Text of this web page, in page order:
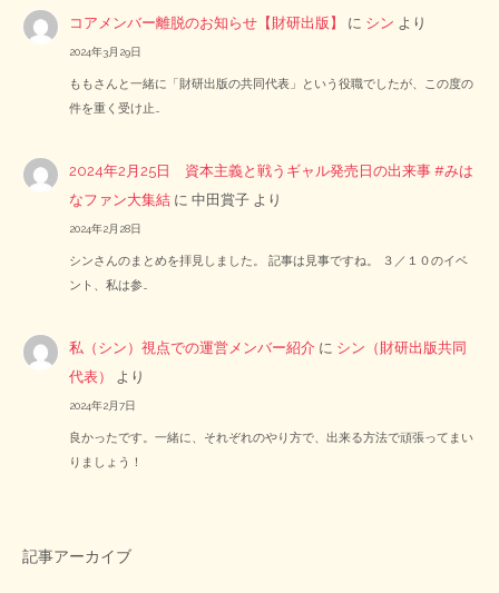
コアメンバー離脱のお知らせ【財研出版】 に シン より
2024年3月29日
ももさんと一緒に「財研出版の共同代表」という役職でしたが、この度の
件を重く受け止…
2024年2月25日 資本主義と戦うギャル発売日の出来事 #みは
なファン大集結 に中田賞子 より
2024年2月28日
シンさんのまとめを拝見しました。 記事は見事ですね。 ３／１０のイベ
ント、私は参…
私（シン）視点での運営メンバー紹介 に シン（財研出版共同
代表）
より
2024年2月7日
良かったです。一緒に、それぞれのやり方で、出来る方法で頑張ってまい
りましょう！
記事アーカイブ